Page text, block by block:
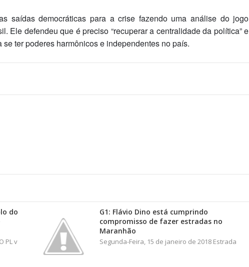
saídas democráticas para a crise fazendo uma análise do jogo
Ele defendeu que é preciso “recuperar a centralidade da política” e
ter poderes harmônicos e independentes no país.
do
PL v
G1: Flávio Dino está cumprindo
compromisso de fazer estradas no
Maranhão
Segunda-Feira, 15 de janeiro de 2018 Estrada